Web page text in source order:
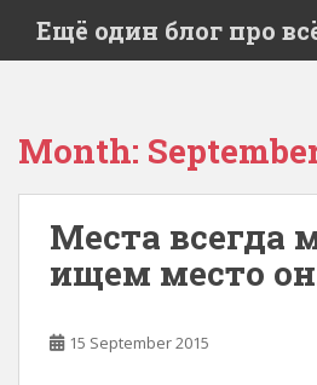
i
Ещё один блог про
Month:
Места всегда
ищем место
15 September 2015